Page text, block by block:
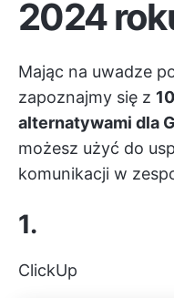
2024
Mając na uwadze
zapoznajmy się z
alternatywami dla
możesz użyć do
komunikacji w
1.
ClickUp